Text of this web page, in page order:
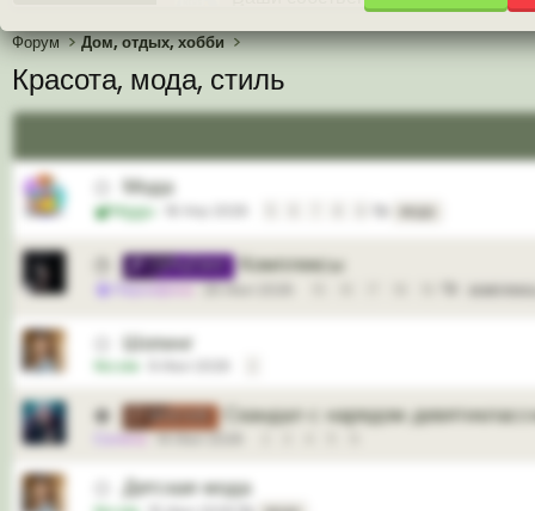
Иконки пользователя
Аналитика от Ассистента
Новая система рейтинга
Форум Дом, отдых, хобби
Красота, мода, стиль
Мода
Mggu мода
СЕРЬЁЗНО Комплексы
Персефона 26 Июл 2026 комплексы
Шопинг
Nicole
🟢 Скандал с нарядом
Селена 14 Июл 2026
Детская мода